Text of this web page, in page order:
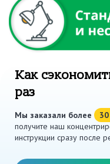
Как
раз
Мы заказали более
получите наш
инструкции сразу после